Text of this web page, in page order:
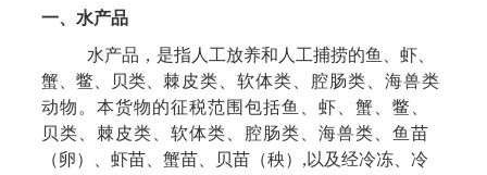
一、水产品
水产品，是指人工放养和人工捕捞的鱼、虾、
蟹 、鳖、贝类、 棘皮类、软体类、腔肠类、海兽类
动物。本货物的征税范围包括鱼、虾、蟹、鳖、
贝类、棘皮类、软体类、腔肠类、海兽类、鱼苗
（卵）、虾苗、蟹苗、贝苗（秧）， 以及经冷冻、冷